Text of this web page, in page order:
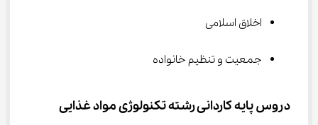
اخلاق اسلامی
جمعیت و تنظیم خانواده
دروس پایه کاردانی رشته تکنولوژی مواد غذایی